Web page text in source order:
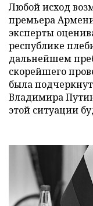
Любой исход
премьера
эксперты
республике
дальнейшем
скорейшего
была
Владимира
этой ситуации